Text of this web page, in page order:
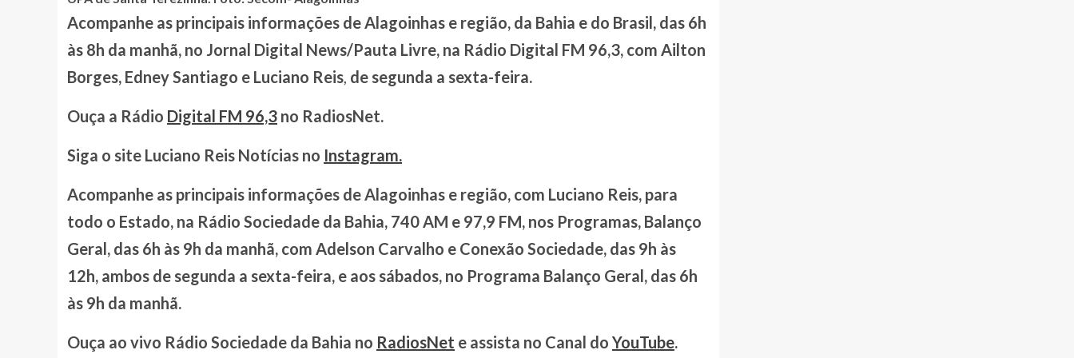
Acompanhe as principais informações de Alagoinhas e região, da Bahia e do Brasil, das 6h
às 8h da manhã, no Jornal Digital News/Pauta Livre, na Rádio Digital FM 96,3, com Ailton
Borges, Edney Santiago e Luciano Reis de segunda a sexta-feira.
Ouça a Rádio Digital FM 96,3 no RadiosNet.
Siga o site Luciano Reis Notícias no Instagram.
Acompanhe as principais informações de Alagoinhas e região, com Luciano Reis, para
todo o Estado, na Rádio Sociedade da Bahia, 740 AM e 97,9 FM, nos Programas, Balanço
Geral, das 6h às 9h da manhã, com Adelson Carvalho e Conexão Sociedade, das 9h às
12h, ambos de segunda a sexta-feira, e aos sábados, no Programa Balanço Geral, das 6h
às 9h da manhã.
Ouça ao vivo Rádio Sociedade da Bahia no RadiosNet e assista no Canal do YouTube.